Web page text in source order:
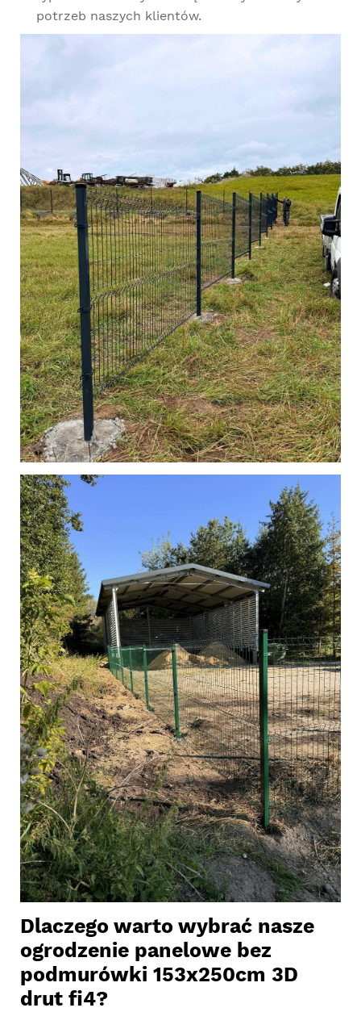
potrzeb naszych klientów.
Dlaczego warto wybrać nasze
ogrodzenie panelowe bez
podmurówki 153x250cm 3D
drut fi4?